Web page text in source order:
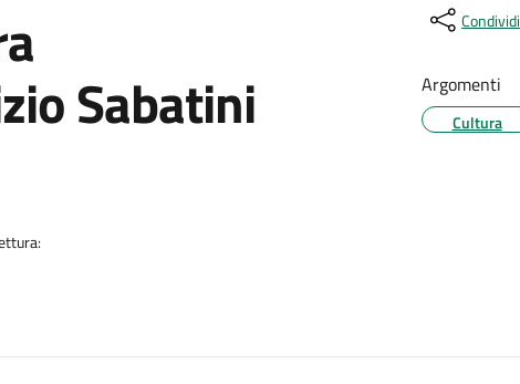
Sabatini
Condividi
Argomenti
Cultura